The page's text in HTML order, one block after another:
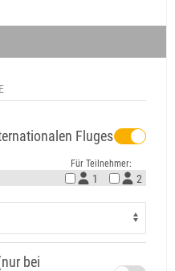
Fluges
Für Teilnehmer:
1 2
bei